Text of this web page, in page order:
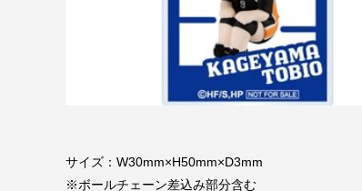
サイズ：W30mm×H50mm×D3mm
※ボールチェーン差込み部分含む